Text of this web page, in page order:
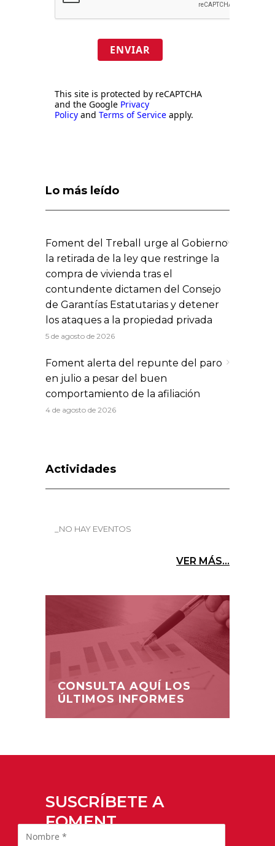
ENVIAR
This site is protected by reCAPTCHA
and the Google Privacy
Policy and Terms of Service apply.
Lo más leído
Foment del Treball urge al Gobierno
la retirada de la ley que restringe la
compra de vivienda tras el
contundente dictamen del Consejo
de Garantías Estatutarias y detener
los ataques a la propiedad privada
5 de agosto de 2026
Foment alerta del repunte del paro
en julio a pesar del buen
comportamiento de la afiliación
4 de agosto de 2026
Actividades
_NO HAY EVENTOS
VER MÁS...
CONSULTA AQUÍ LOS
ÚLTIMOS INFORMES
SUSCRÍBETE A
FOMENT